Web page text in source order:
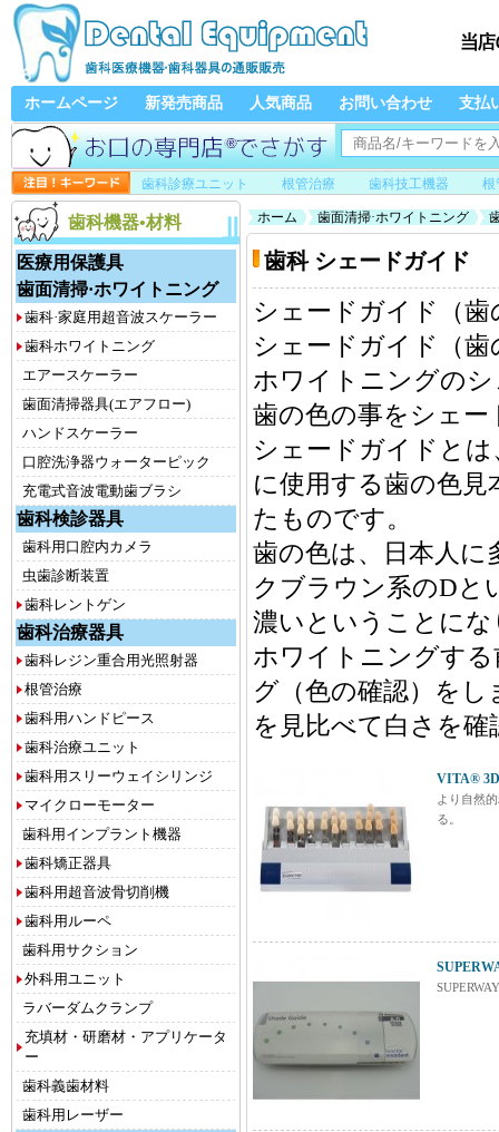
ホームページ 新発売商品 人気商品 お問い合わせ 支払
歯科診療ユニット 根管治療 歯科技工機器 根
歯科機器•材料
医療用保護具
歯面清掃·ホワイトニング
歯科·家庭用超音波スケーラー
歯科ホワイトニング
エアースケーラー
歯面清掃器具(エアフロー)
ハンドスケーラー
口腔洗浄器ウォーターピック
充電式音波電動歯ブラシ
歯科検診器具
歯科用口腔内カメラ
虫歯診断装置
歯科レントゲン
歯科治療器具
歯科レジン重合用光照射器
根管治療
歯科用ハンドピース
歯科治療ユニット
歯科用スリーウェイシリンジ
マイクローモーター
歯科用インプラント機器
歯科矯正器具
歯科用超音波骨切削機
歯科用ルーペ
歯科用サクション
外科用ユニット
ラバーダムクランプ
充填材・研磨材・アプリケータ
ー
歯科義歯材料
歯科用レーザー
ホーム 歯面清掃·ホワイトニング
歯科 シェードガイド
シェードガイド（
シェードガイド（
ホワイトニングの
歯の色の事をシェー
シェードガイドと
に使用する歯の色
たものです。
歯の色は、日本人に
クブラウン系のDと
濃いということにな
ホワイトニングす
グ（色の確認）を
を見比べて白さを確
VITA®
より自然
る。